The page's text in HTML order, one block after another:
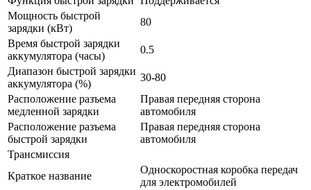
Мощность быстрой
зарядки (кВт)
80
Время быстрой зарядки
аккумулятора (часы)
0.5
Диапазон быстрой зарядки
аккумулятора (%)
30-80
Расположение разъема
медленной зарядки
Правая передняя сторона
автомобиля
Расположение разъема
быстрой зарядки
Правая передняя сторона
автомобиля
Трансмиссия
Краткое название
Односкоростная коробка передач
для электромобилей